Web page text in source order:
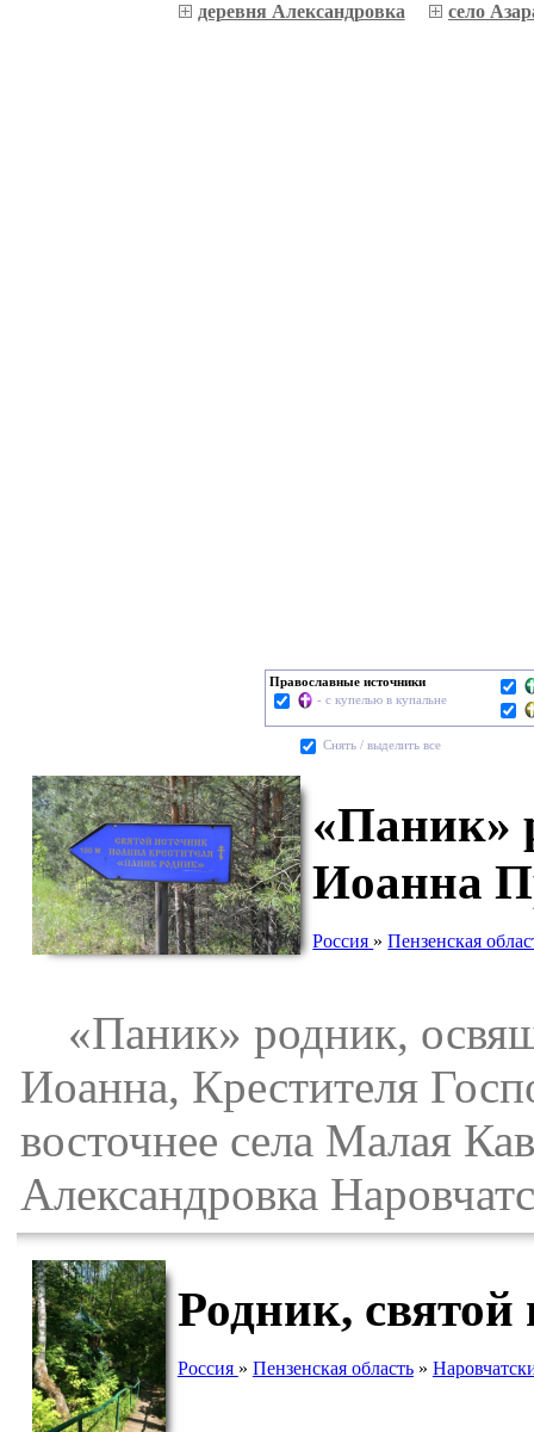
деревня Александровка село
Православные источники
- с купелью в купальне
Cнять / выделить все
«Паник»
Иоанна
Россия »Пензенская
«Паник» родник,
Иоанна, Крестителя
восточнее села Малая
Александровка
Родник,
Россия » Пензенская область»